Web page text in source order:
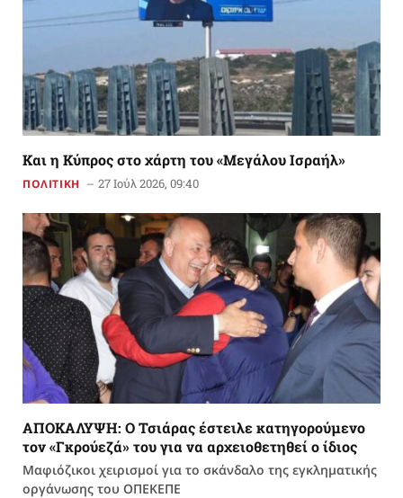
Και η Κύπρος στο χάρτη του «Μεγάλου Ισραήλ»
ΠΟΛΙΤΙΚΗ 27 Ιούλ 2026, 09:40
ΑΠΟΚΑΛΥΨΗ: Ο Τσιάρας έστειλε κατηγορούμενο
τον «Γκρούεζά» του για να αρχειοθετηθεί ο ίδιος
Μαφιόζικοι χειρισμοί για το σκάνδαλο της εγκληματικής
οργάνωσης του ΟΠΕΚΕΠΕ